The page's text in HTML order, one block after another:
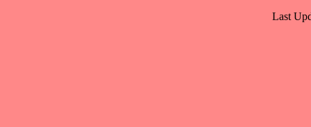
Last